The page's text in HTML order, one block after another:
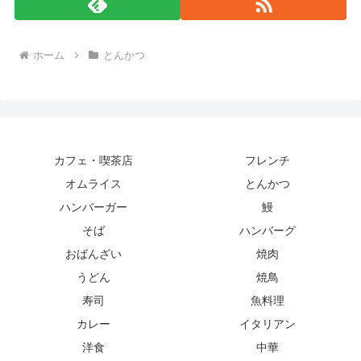
ホーム とんかつ
カフェ・喫茶店
フレンチ
オムライス
とんかつ
ハンバーガー
鰻
そば
ハンバーグ
おばんざい
焼肉
うどん
焼鳥
寿司
魚料理
カレー
イタリアン
洋食
中華